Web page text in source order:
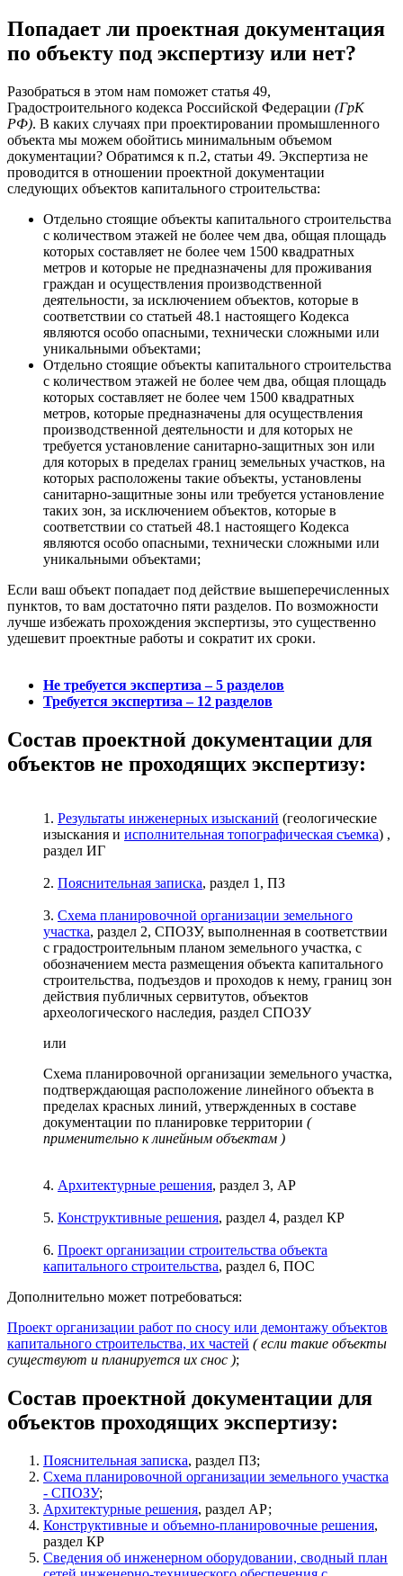
Попадает ли проектная документация
по объекту под экспертизу или нет?
Разобраться в этом нам поможет статья 49,
Градостроительного кодекса Российской Федерации (ГрК
РФ). В каких случаях при проектировании промышленного
объекта мы можем обойтись минимальным объемом
документации? Обратимся к п.2, статьи 49. Экспертиза не
проводится в отношении проектной документации
следующих объектов капитального строительства:
Отдельно стоящие объекты капитального строительства
с количеством этажей не более чем два, общая площадь
которых составляет не более чем 1500 квадратных
метров и которые не предназначены для проживания
граждан и осуществления производственной
деятельности, за исключением объектов, которые в
соответствии со статьей 48.1 настоящего Кодекса
являются особо опасными, технически сложными или
уникальными объектами;
Отдельно стоящие объекты капитального строительства
с количеством этажей не более чем два, общая площадь
которых составляет не более чем 1500 квадратных
метров, которые предназначены для осуществления
производственной деятельности и для которых не
требуется установление санитарно-защитных зон или
для которых в пределах границ земельных участков, на
которых расположены такие объекты, установлены
санитарно-защитные зоны или требуется установление
таких зон, за исключением объектов, которые в
соответствии со статьей 48.1 настоящего Кодекса
являются особо опасными, технически сложными или
уникальными объектами;
Если ваш объект попадает под действие вышеперечисленных
пунктов, то вам достаточно пяти разделов. По возможности
лучше избежать прохождения экспертизы, это существенно
удешевит проектные работы и сократит их сроки.
Не требуется экспертиза – 5 разделов
Требуется экспертиза – 12 разделов
Состав проектной документации для
объектов не проходящих экспертизу:
1. Результаты инженерных изысканий (геологические
изыскания и исполнительная топографическая съемка) ,
раздел ИГ
2. Пояснительная записка, раздел 1, ПЗ
3. Схема планировочной организации земельного
участка, раздел 2, СПОЗУ, выполненная в соответствии
с градостроительным планом земельного участка, с
обозначением места размещения объекта капитального
строительства, подъездов и проходов к нему, границ зон
действия публичных сервитутов, объектов
археологического наследия, раздел СПОЗУ
или
Схема планировочной организации земельного участка,
подтверждающая расположение линейного объекта в
пределах красных линий, утвержденных в составе
документации по планировке территории (
применительно к линейным объектам )
4. Архитектурные решения, раздел 3, АР
5. Конструктивные решения, раздел 4, раздел КР
6. Проект организации строительства объекта
капитального строительства, раздел 6, ПОС
Дополнительно может потребоваться:
Проект организации работ по сносу или демонтажу объектов
капитального строительства, их частей ( если такие объекты
существуют и планируется их снос );
Состав проектной документации для
объектов проходящих экспертизу:
Пояснительная записка, раздел ПЗ;
Схема планировочной организации земельного участка
- СПОЗУ;
Архитектурные решения, раздел АР;
Конструктивные и объемно-планировочные решения,
раздел КР
Сведения об инженерном оборудовании, сводный план